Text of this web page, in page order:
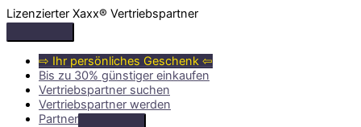
Zum
Inhalt
springen
Lizenzierter Xaxx® Vertriebspartner
Above
Header
⇨ Ihr persönliches Geschenk ⇦
Bis zu 30% günstiger einkaufen
Vertriebspartner suchen
Vertriebspartner werden
Partner